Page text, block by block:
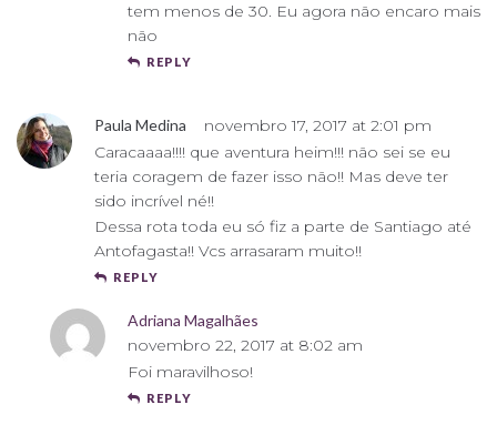
tem menos de 30. Eu agora não encaro mais
não
REPLY
Paula Medina
novembro 17, 2017 at 2:01 pm
Caracaaaa!!!! que aventura heim!!! não sei se eu
teria coragem de fazer isso não!! Mas deve ter
sido incrível né!!
Dessa rota toda eu só fiz a parte de Santiago até
Antofagasta!! Vcs arrasaram muito!!
REPLY
Adriana Magalhães
novembro 22, 2017 at 8:02 am
Foi maravilhoso!
REPLY